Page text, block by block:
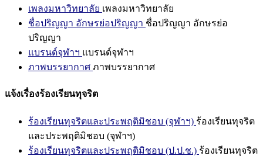
เพลงมหาวิทยาลัย เพลงมหาวิทยาลัย
ชื่อปริญญา อักษรย่อปริญญา ชื่อปริญญา อักษรย่อ
ปริญญา
แบรนด์จุฬาฯ แบรนด์จุฬาฯ
ภาพบรรยากาศ ภาพบรรยากาศ
แจ้งเรื่องร้องเรียนทุจริต
ร้องเรียนทุจริตและประพฤติมิชอบ (จุฬาฯ) ร้องเรียนทุจริต
และประพฤติมิชอบ (จุฬาฯ)
ร้องเรียนทุจริตและประพฤติมิชอบ (ป.ป.ช.) ร้องเรียนทุจริต